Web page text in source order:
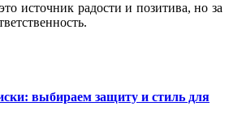
источник радости и позитива, но за
выбираем защиту и стиль для